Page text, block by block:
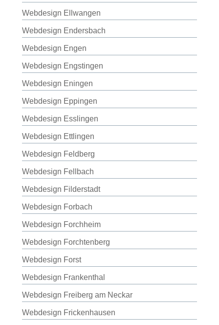
Webdesign Ellwangen
Webdesign Endersbach
Webdesign Engen
Webdesign Engstingen
Webdesign Eningen
Webdesign Eppingen
Webdesign Esslingen
Webdesign Ettlingen
Webdesign Feldberg
Webdesign Fellbach
Webdesign Filderstadt
Webdesign Forbach
Webdesign Forchheim
Webdesign Forchtenberg
Webdesign Forst
Webdesign Frankenthal
Webdesign Freiberg am Neckar
Webdesign Frickenhausen